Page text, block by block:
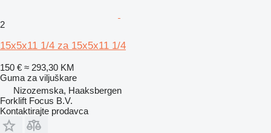
2
15x5x11 1/4 za 15x5x11 1/4
150 € ≈ 293,30 KM
Guma za viljuškare
Nizozemska, Haaksbergen
Forklift Focus B.V.
Kontaktirajte prodavca